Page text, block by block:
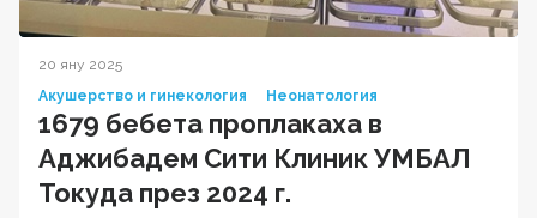
20 яну 2025
Акушерство и гинекология
Неонатология
1679 бебета проплакаха в
Аджибадем Сити Клиник УМБАЛ
Токуда през 2024 г.